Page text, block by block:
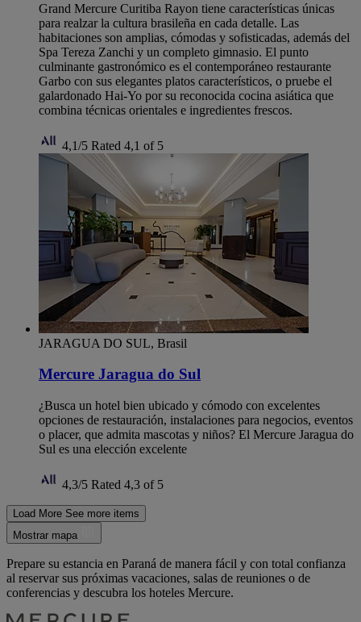
Grand Mercure Curitiba Rayon tiene características únicas
para realzar la cultura brasileña en cada detalle. Las
habitaciones son amplias, cómodas y sofisticadas, además del
Spa Tereza Zanchi y un completo gimnasio. El punto
culminante gastronómico es el contemporáneo restaurante
Garbo con sus elegantes platos característicos, o pruebe el
galardonado Hai-Yo por su reconocida cocina asiática que
combina técnicas orientales e ingredientes frescos.
4,1/5 Rated 4,1 of 5
JARAGUA DO SUL, Brasil
Mercure Jaragua do Sul
¿Busca un hotel bien ubicado y cómodo con excelentes
opciones de restauración, instalaciones para negocios, eventos
o placer, que admita mascotas y niños? El Mercure Jaragua do
Sul es una elección excelente
4,3/5 Rated 4,3 of 5
Load More See more items
Mostrar mapa
Prepare su estancia en Paraná de manera fácil y con total confianza
al reservar sus próximas vacaciones, salas de reuniones o de
conferencias y descubra los hoteles Mercure.